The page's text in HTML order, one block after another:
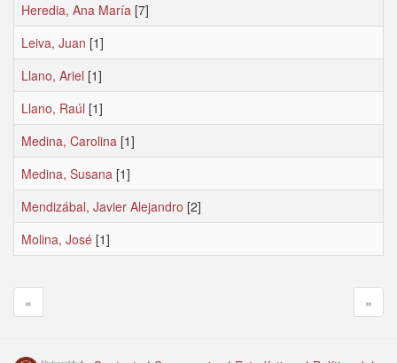
Heredia, Ana María [7]
Leiva, Juan [1]
Llano, Ariel [1]
Llano, Raúl [1]
Medina, Carolina [1]
Medina, Susana [1]
Mendizábal, Javier Alejandro [2]
Molina, José [1]
« »